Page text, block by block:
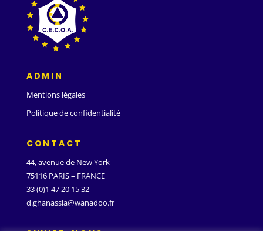
ADMIN
Mentions légales
Politique de confidentialité
CONTACT
44, avenue de New York
75116 PARIS – FRANCE
33 (0)1 47 20 15 32
d.ghanassia@wanadoo.fr
SUIVEZ-NOUS